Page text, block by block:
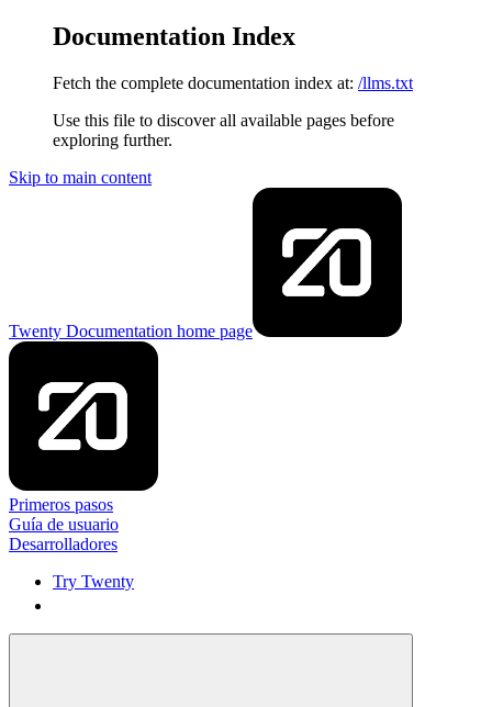
Documentation Index
Fetch the complete documentation index at: /llms.txt
Use this file to discover all available pages before
exploring further.
Skip to main content
Twenty Documentation home page
Primeros pasos
Guía de usuario
Desarrolladores
Try Twenty